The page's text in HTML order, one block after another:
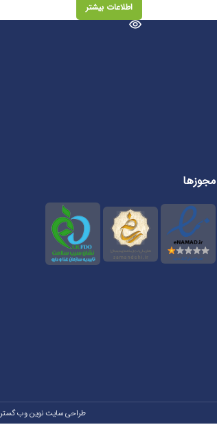
اطلاعات بیشتر
مجوزها
طراحی سایت نوین وب گستر